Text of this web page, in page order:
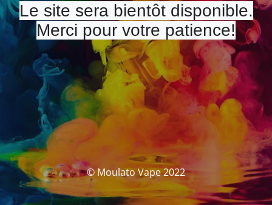
Le site sera bientôt disponible.
Merci pour votre patience!
© Moulato Vape 2022